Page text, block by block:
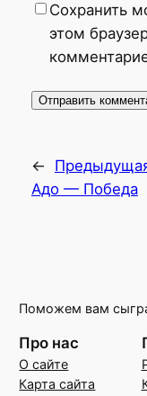
Сохранить
этом
←
Адо — Победа
Поможем вам
Про нас
О сайте
Карта сайта